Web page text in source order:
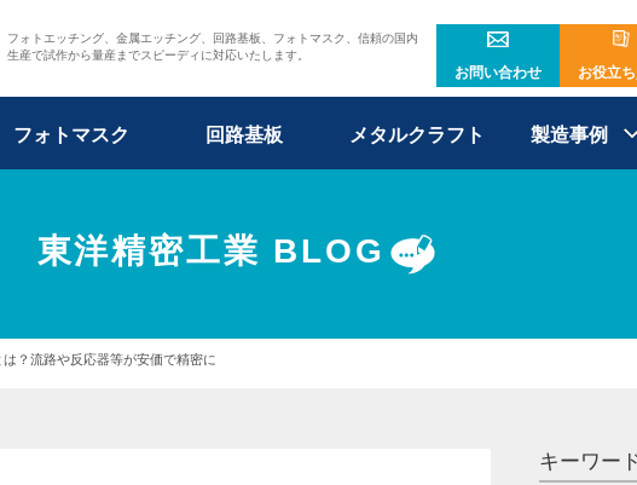
フォトエッチング、金属エッチング、回路基板、フォトマスク、信頼の国内
生産で試作から量産までスピーディに対応いたします。
お問い合わせ お役立
フォトマスク 回路基板 メタルクラフト 製造事例
東洋精密工業 BLOG
？流路や反応器等が安価で精密に
キーワー